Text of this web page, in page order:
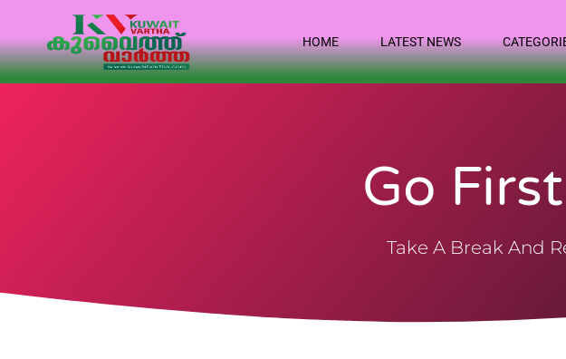
HOME LATEST NEWS
Go
Take A Break And